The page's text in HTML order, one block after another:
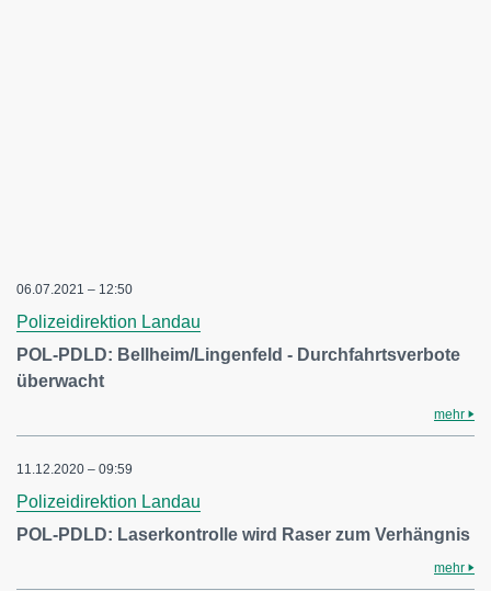
06.07.2021 – 12:50
Polizeidirektion Landau
POL-PDLD: Bellheim/Lingenfeld - Durchfahrtsverbote
überwacht
mehr
11.12.2020 – 09:59
Polizeidirektion Landau
POL-PDLD: Laserkontrolle wird Raser zum Verhängnis
mehr